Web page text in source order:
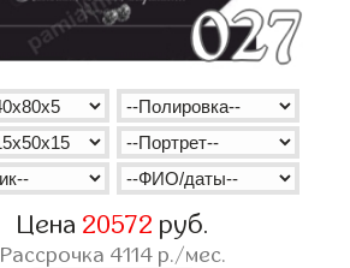
Цена 20572 руб.
Рассрочка 4114р./мес.